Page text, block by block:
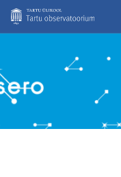
Liigu edasi põhisisu